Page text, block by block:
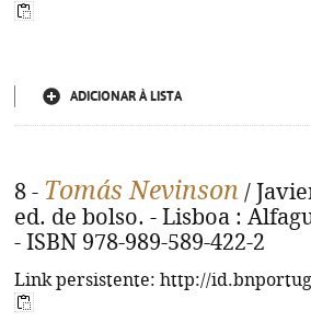
ADICIONAR À LISTA
8 - Tomás Nevinson /
ed. de bolso. - Lisboa :
- ISBN 978-989-589-422-2
Link persistente: http://